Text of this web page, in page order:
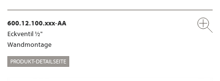
600.12.100.xxx-AA
Eckventil ½"
Wandmontage
PRODUKT-DETAILSEITE